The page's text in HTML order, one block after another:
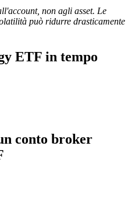
non agli asset. Le
può ridurre drasticamente
ETF in tempo
conto broker